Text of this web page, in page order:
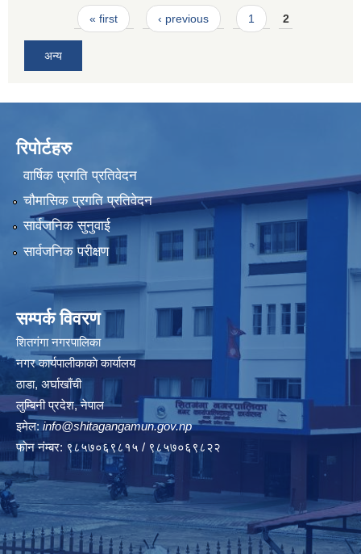
Pages« first ‹ previous 1 2
अन्य
रिपोर्टहरु
वार्षिक प्रगति प्रतिवेदन
चौमासिक प्रगति प्रतिवेदन
सार्वजनिक सुनुवाई
सार्वजनिक परीक्षण
सम्पर्क विवरण
शितगंगा नगरपालिका
नगर कार्यपालीकाकाे कार्यालय
ठाडा, अर्घाखाँची
लुम्बिनी प्रदेश, नेपाल
इमेल: info@shitagangamun.gov.np
फोन नंम्बर: ९८५७०६९८१५ / ९८५७०६९८२२